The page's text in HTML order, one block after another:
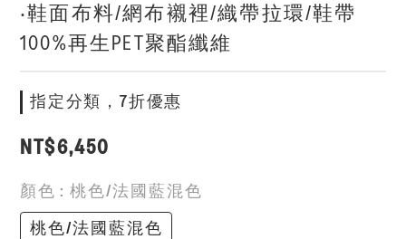
‧鞋面布料/網布襯裡/織帶拉環/鞋帶
100%再生PET聚酯纖維
指定分類，7折優惠
NT$6,450
顏色: 桃色/法國藍混色
桃色/法國藍混色